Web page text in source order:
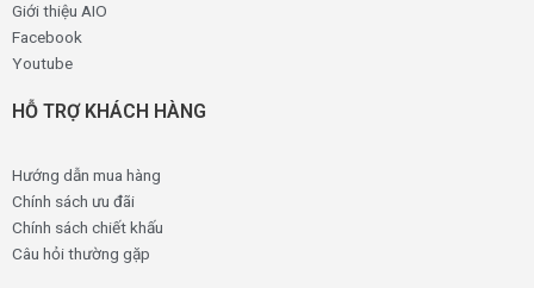
Giới thiệu AIO
Facebook
Youtube
HỖ TRỢ KHÁCH HÀNG
Hướng dẫn mua hàng
Chính sách ưu đãi
Chính sách chiết khấu
Câu hỏi thường gặp